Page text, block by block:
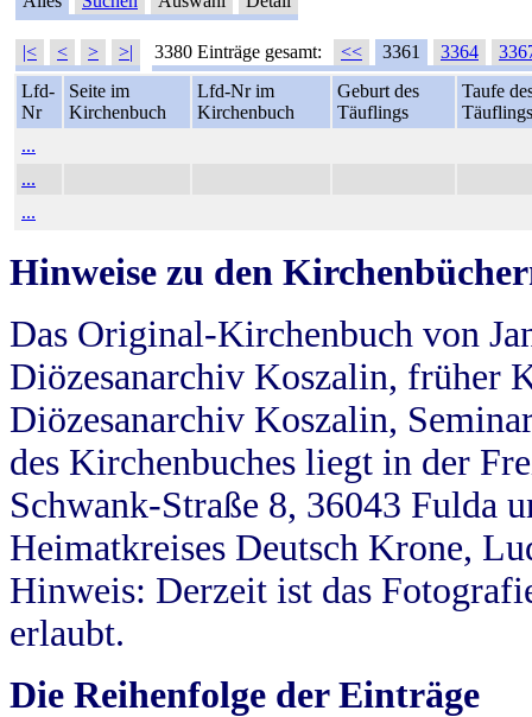
|< < > >| 3380 Einträge gesamt: << 3361 3364
Lfd-
Nr
Seite im
Kirchenbuch
Lfd-Nr im
Kirchenbuch
Geburt des
Täuflings
Taufe
Täuflings
...
...
...
Hinweise zu den
Das Original-Kirchenbuch von
Diözesanarchiv Koszalin, früher
Diözesanarchiv Koszalin,
des Kirchenbuches liegt in der
Schwank-Straße 8, 36043 Fulda
Heimatkreises Deutsch Krone,
Hinweis: Derzeit ist das
erlaubt.
Die Reihenfolge der Einträge